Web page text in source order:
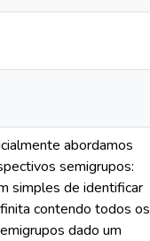
abordamos
semigrupos:
simples de identificar
contendo todos os
dado um